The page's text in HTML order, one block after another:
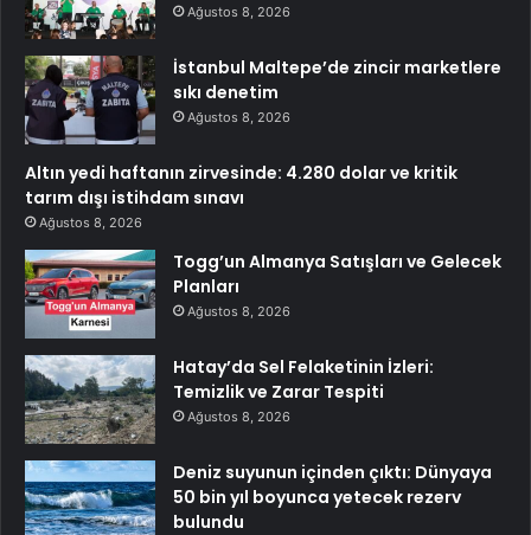
Ağustos 8, 2026
İstanbul Maltepe’de zincir marketlere
sıkı denetim
Ağustos 8, 2026
Altın yedi haftanın zirvesinde: 4.280 dolar ve kritik
tarım dışı istihdam sınavı
Ağustos 8, 2026
Togg’un Almanya Satışları ve Gelecek
Planları
Ağustos 8, 2026
Hatay’da Sel Felaketinin İzleri:
Temizlik ve Zarar Tespiti
Ağustos 8, 2026
Deniz suyunun içinden çıktı: Dünyaya
50 bin yıl boyunca yetecek rezerv
bulundu